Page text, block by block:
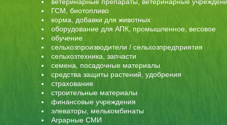
ветеринарные препараты, ветеринарные
ГСМ, биотопливо
корма, добавки для животных
оборудование для АПК, промышленное, весовое
обучение
сельхозпроизводители / сельхозпредприятия
сельхозтехника, запчасти
семена, посадочные материалы
средства защиты растений, удобрения
страхование
строительные материалы
финансовые учреждения
элеваторы, мелькомбинаты
Аграрные СМИ